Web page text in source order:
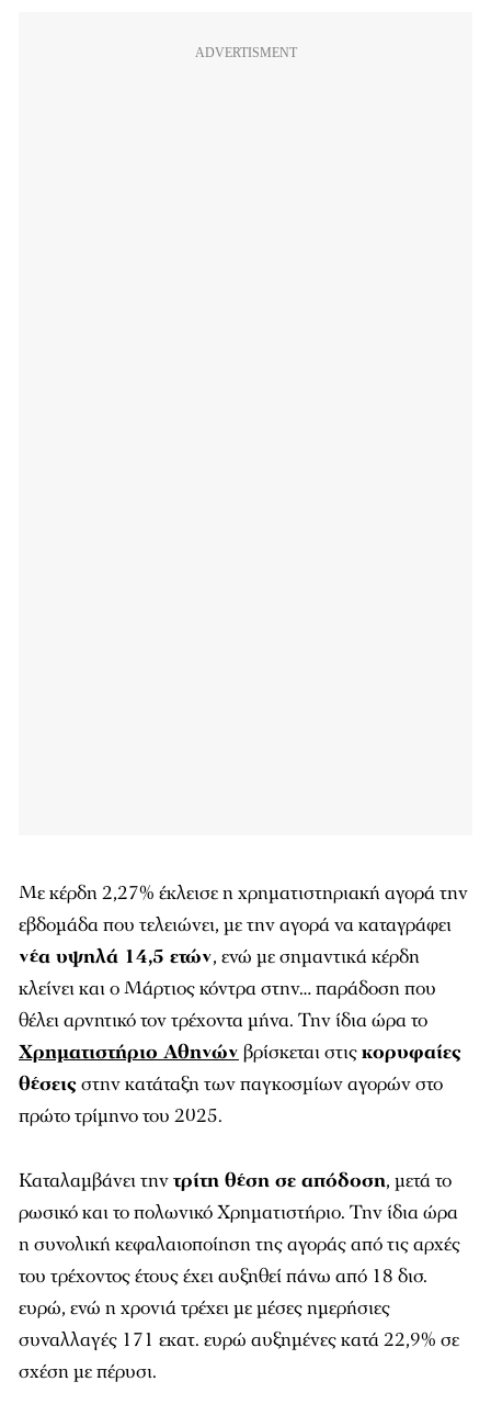
Με κέρδη 2,27% έκλεισε η χρηματιστηριακή αγορά την
εβδομάδα που τελειώνει, με την αγορά να καταγράφει
νέα υψηλά 14,5 ετών, ενώ με σημαντικά κέρδη
κλείνει και ο Μάρτιος κόντρα στην… παράδοση που
θέλει αρνητικό τον τρέχοντα μήνα. Την ίδια ώρα το
Χρηματιστήριο Αθηνών βρίσκεται στιςκορυφαίες
θέσειςστην κατάταξη των παγκοσμίων αγορών στο
πρώτο τρίμηνο του 2025.
Καταλαμβάνει τηντρίτη θέση σε απόδοση, μετά το
ρωσικό και το πολωνικό Χρηματιστήριο. Την ίδια ώρα
η συνολική κεφαλαιοποίηση της αγοράς από τις αρχές
του τρέχοντος έτους έχει αυξηθεί πάνω από 18 δισ.
ευρώ, ενώ η χρονιά τρέχει με μέσες ημερήσιες
συναλλαγές 171 εκατ. ευρώ αυξημένες κατά 22,9% σε
σχέση με πέρυσι.